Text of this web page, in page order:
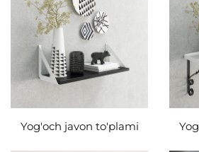
Yog'och javon to'plami